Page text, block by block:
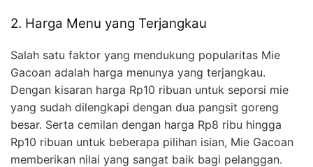
2. Harga Menu yang Terjangkau
Salah satu faktor yang mendukung popularitas Mie
Gacoan adalah harga menunya yang terjangkau.
Dengan kisaran harga Rp10 ribuan untuk seporsi mie
yang sudah dilengkapi dengan dua pangsit goreng
besar. Serta cemilan dengan harga Rp8 ribu hingga
Rp10 ribuan untuk beberapa pilihan isian, Mie Gacoan
memberikan nilai yang sangat baik bagi pelanggan.